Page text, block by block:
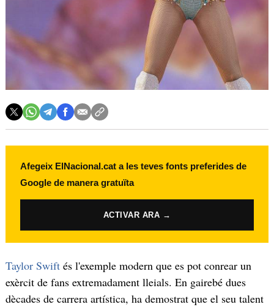
Afegeix ElNacional.cat a les teves fonts preferides de
Google de manera gratuïta
ACTIVAR ARA →
Taylor Swiftés l'exemple modern que es pot conrear un
exèrcit de fans extremadament lleials. En gairebé dues
dècades de carrera artística, ha demostrat que el seu talent